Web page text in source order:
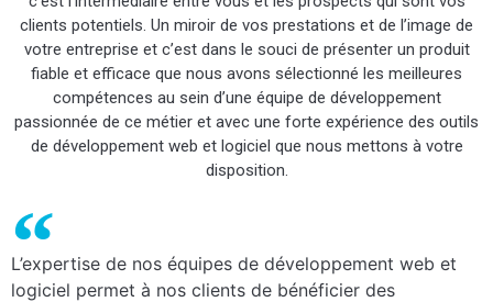
clients potentiels. Un miroir de vos prestations et de l’image de
votre entreprise et c’est dans le souci de présenter un produit
fiable et efficace que nous avons sélectionné les meilleures
compétences au sein d’une équipe de développement
passionnée de ce métier et avec une forte expérience des outils
de développement web et logiciel que nous mettons à votre
disposition.
L’expertise de nos équipes de développement web et
logiciel permet à nos clients de bénéficier des